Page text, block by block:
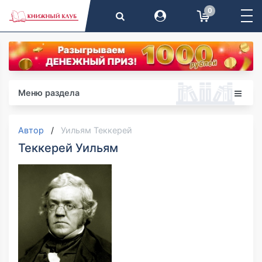
0
Меню раздела
Автор Уильям Теккерей
Теккерей Уильям